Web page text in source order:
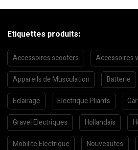
Etiquettes produits:
Accessoires scooters Accessoires
Appareils de Musculation Batterie
Eclairage Electrique Pliants
Gravel Electriques Hollandais
Mobilite Electrique Nouveautes